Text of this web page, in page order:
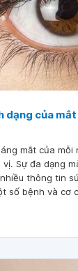
dạng của
mắt của mỗi
Sự đa dạng
thông tin
số bệnh và cơ